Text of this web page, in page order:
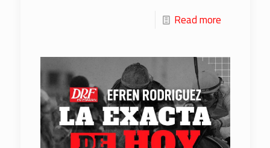
Read more